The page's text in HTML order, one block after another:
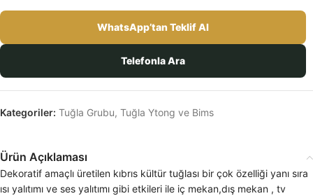
WhatsApp’tan Teklif Al
Telefonla Ara
Kategoriler: Tuğla Grubu, Tuğla Ytong ve Bims
Ürün Açıklaması
Dekoratif amaçlı üretilen kıbrıs kültür tuğlası bir çok özelliği yanı sıra
ısı yalıtımı ve ses yalıtımı gibi etkileri ile iç mekan,dış mekan , tv